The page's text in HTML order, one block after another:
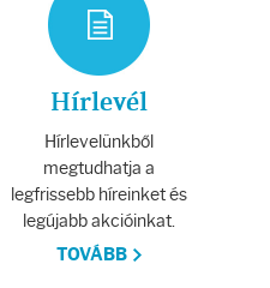
Hírlevél
Hírlevelünkből
megtudhatja a
legfrissebb híreinket és
legújabb akcióinkat.
TOVÁBB